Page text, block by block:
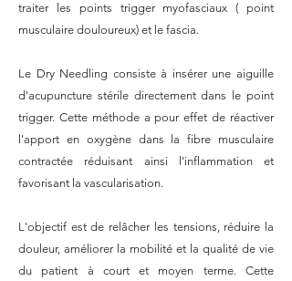
traiter les points trigger myofasciaux ( point
musculaire douloureux) et le fascia.
Le Dry Needling consiste à insérer une aiguille
d'acupuncture stérile directement dans le point
trigger. Cette méthode a pour effet de réactiver
l'apport en oxygène dans la fibre musculaire
contractée réduisant ainsi l'inflammation et
favorisant la vascularisation.
L'objectif est de relâcher les tensions, réduire la
douleur, améliorer la mobilité et la qualité de vie
du patient à court et moyen terme. Cette